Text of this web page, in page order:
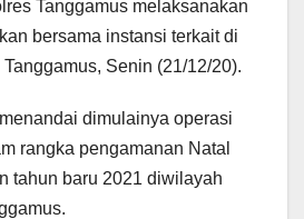
Tanggamus melaksanakan
bersama instansi terkait di
Senin (21/12/20).
dimulainya operasi
rangka pengamanan Natal
tahun baru 2021 diwilayah